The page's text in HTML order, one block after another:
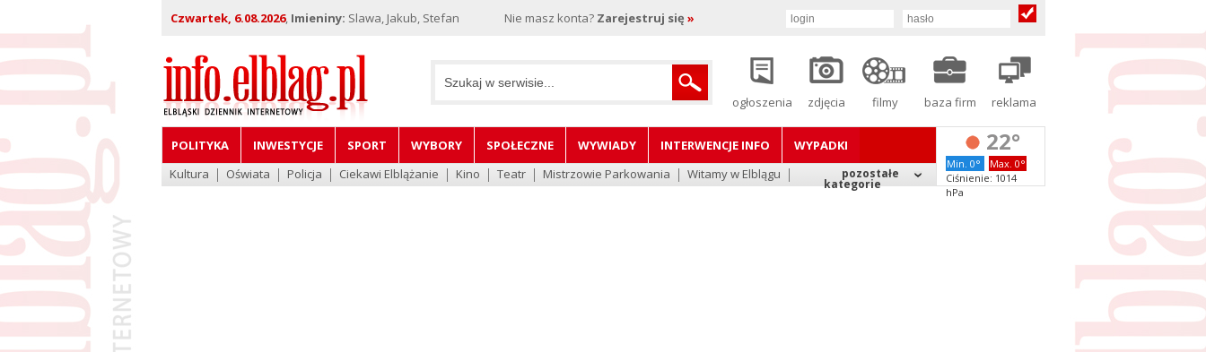
Czwartek, 6.08.2026, Imieniny: Slawa, Jakub, Stefan Nie masz konta? Zarejestruj się »
ogłoszenia zdjęcia filmy baza firm reklama
POLITYKA INWESTYCJE SPORT WYBORY SPOŁECZNE WYWIADY INTERWENCJE INFO
WYPADKI
Kultura
Oświata Policja Ciekawi Elblążanie Kino Teatr Mistrzowie Parkowania Witamy w Elblągu pozostałe
kategorie
22°
Min. 0°
Max. 0°
Ciśnienie: 1014
hPa